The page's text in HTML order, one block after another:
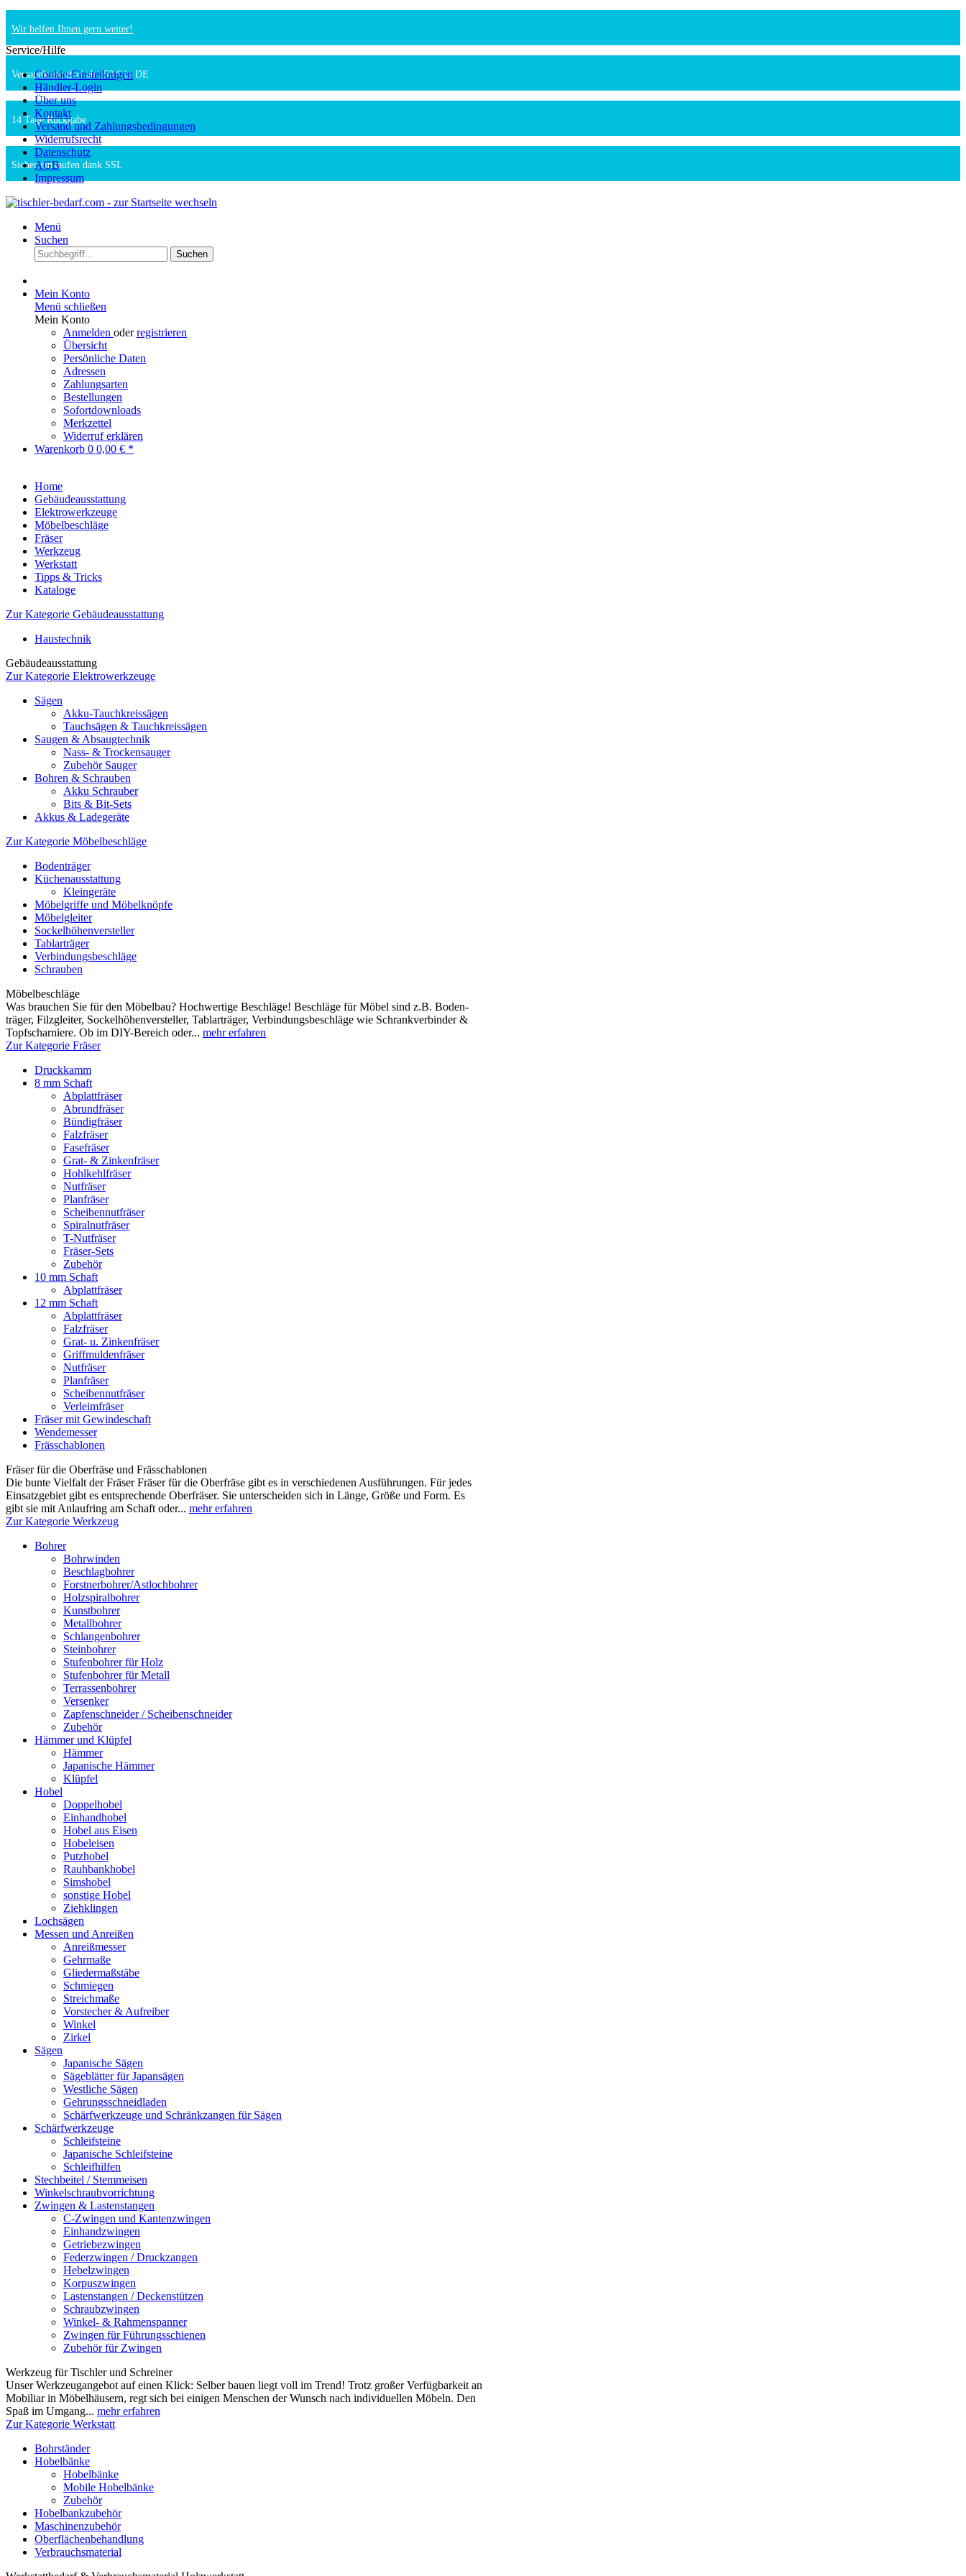
Wir helfen Ihnen gern weiter!
Versandkostenfrei ab 150 € in DE
14 Tage Rückgabe
Sicher einkaufen dank SSL
Service/Hilfe
Cookie-Einstellungen
Händler-Login
Über uns
Kontakt
Versand und Zahlungsbedingungen
Widerrufsrecht
Datenschutz
AGB
Impressum
Menü
Suchen
Suchen
Mein Konto
Menü schließen
Mein Konto
Anmelden oderregistrieren
Übersicht
Persönliche Daten
Adressen
Zahlungsarten
Bestellungen
Sofortdownloads
Merkzettel
Widerruf erklären
Warenkorb 0 0,00 € *
Home
Gebäudeausstattung
Elektrowerkzeuge
Möbelbeschläge
Fräser
Werkzeug
Werkstatt
Tipps & Tricks
Kataloge
Zur Kategorie Gebäudeausstattung
Haustechnik
Gebäudeausstattung
Zur Kategorie Elektrowerkzeuge
Sägen
Akku-Tauchkreissägen
Tauchsägen & Tauchkreissägen
Saugen & Absaugtechnik
Nass- & Trockensauger
Zubehör Sauger
Bohren & Schrauben
Akku Schrauber
Bits & Bit-Sets
Akkus & Ladegeräte
Zur Kategorie Möbelbeschläge
Bodenträger
Küchenausstattung
Kleingeräte
Möbelgriffe und Möbelknöpfe
Möbelgleiter
Sockelhöhenversteller
Tablarträger
Verbindungsbeschläge
Schrauben
Möbelbeschläge
Was brauchen Sie für den Möbelbau? Hochwertige Beschläge! Beschläge für Möbel sind z.B. Boden­
träger, Filzgleiter, Sockelhöhen­versteller, Tablar­träger, Verbindungs­beschläge wie Schrank­verbinder &
Topfscharniere. Ob im DIY-Bereich oder... mehr erfahren
Zur Kategorie Fräser
Druckkamm
8 mm Schaft
Abplattfräser
Abrundfräser
Bündigfräser
Falzfräser
Fasefräser
Grat- & Zinkenfräser
Hohlkehlfräser
Nutfräser
Planfräser
Scheibennutfräser
Spiralnutfräser
T-Nutfräser
Fräser-Sets
Zubehör
10 mm Schaft
Abplattfräser
12 mm Schaft
Abplattfräser
Falzfräser
Grat- u. Zinkenfräser
Griffmuldenfräser
Nutfräser
Planfräser
Scheibennutfräser
Verleimfräser
Fräser mit Gewindeschaft
Wendemesser
Frässchablonen
Fräser für die Oberfräse und Frässchablonen
Die bunte Vielfalt der Fräser Fräser für die Oberfräse gibt es in verschiedenen Ausführungen. Für jedes
Einsatzgebiet gibt es entsprechende Oberfräser. Sie unterscheiden sich in Länge, Größe und Form. Es
gibt sie mit Anlaufring am Schaft oder... mehr erfahren
Zur Kategorie Werkzeug
Bohrer
Bohrwinden
Beschlagbohrer
Forstnerbohrer/Astlochbohrer
Holzspiralbohrer
Kunstbohrer
Metallbohrer
Schlangenbohrer
Steinbohrer
Stufenbohrer für Holz
Stufenbohrer für Metall
Terrassenbohrer
Versenker
Zapfenschneider / Scheibenschneider
Zubehör
Hämmer und Klüpfel
Hämmer
Japanische Hämmer
Klüpfel
Hobel
Doppelhobel
Einhandhobel
Hobel aus Eisen
Hobeleisen
Putzhobel
Rauhbankhobel
Simshobel
sonstige Hobel
Ziehklingen
Lochsägen
Messen und Anreißen
Anreißmesser
Gehrmaße
Gliedermaßstäbe
Schmiegen
Streichmaße
Vorstecher & Aufreiber
Winkel
Zirkel
Sägen
Japanische Sägen
Sägeblätter für Japansägen
Westliche Sägen
Gehrungsschneidladen
Schärfwerkzeuge und Schränkzangen für Sägen
Schärfwerkzeuge
Schleifsteine
Japanische Schleifsteine
Schleifhilfen
Stechbeitel / Stemmeisen
Winkelschraubvorrichtung
Zwingen & Lastenstangen
C-Zwingen und Kantenzwingen
Einhandzwingen
Getriebezwingen
Federzwingen / Druckzangen
Hebelzwingen
Korpuszwingen
Lastenstangen / Deckenstützen
Schraubzwingen
Winkel- & Rahmenspanner
Zwingen für Führungsschienen
Zubehör für Zwingen
Werkzeug für Tischler und Schreiner
Unser Werkzeugangebot auf einen Klick: Selber bauen liegt voll im Trend! Trotz großer Verfügbarkeit an
Mobiliar in Möbelhäusern, regt sich bei einigen Menschen der Wunsch nach individuellen Möbeln. Den
Spaß im Umgang... mehr erfahren
Zur Kategorie Werkstatt
Bohrständer
Hobelbänke
Hobelbänke
Mobile Hobelbänke
Zubehör
Hobelbankzubehör
Maschinenzubehör
Oberflächenbehandlung
Verbrauchsmaterial